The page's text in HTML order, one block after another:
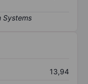
13,94